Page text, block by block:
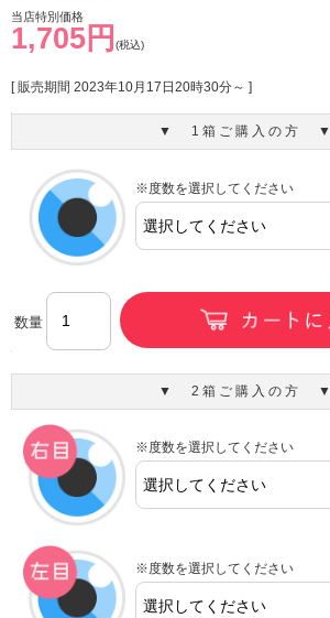
当店特別価格
1,705円 (税込)
[ 販売期間 2023年10月17日20時30分～ ]
▼ 1箱ご購入の方 ▼
※度数を選択してください
数量
▼ 2箱ご購入の方 ▼
※度数を選択してください
※度数を選択してください